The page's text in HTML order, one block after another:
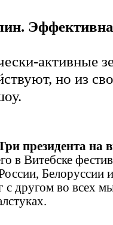
активные
но из
президента на
в Витебске
с другом во всех